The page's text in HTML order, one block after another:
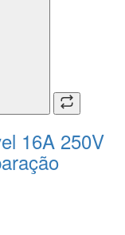
16A 250V